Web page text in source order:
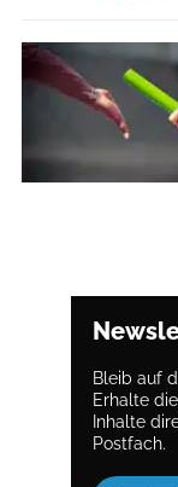
Bleib auf
Erhalte
Inhalte
Postfach.